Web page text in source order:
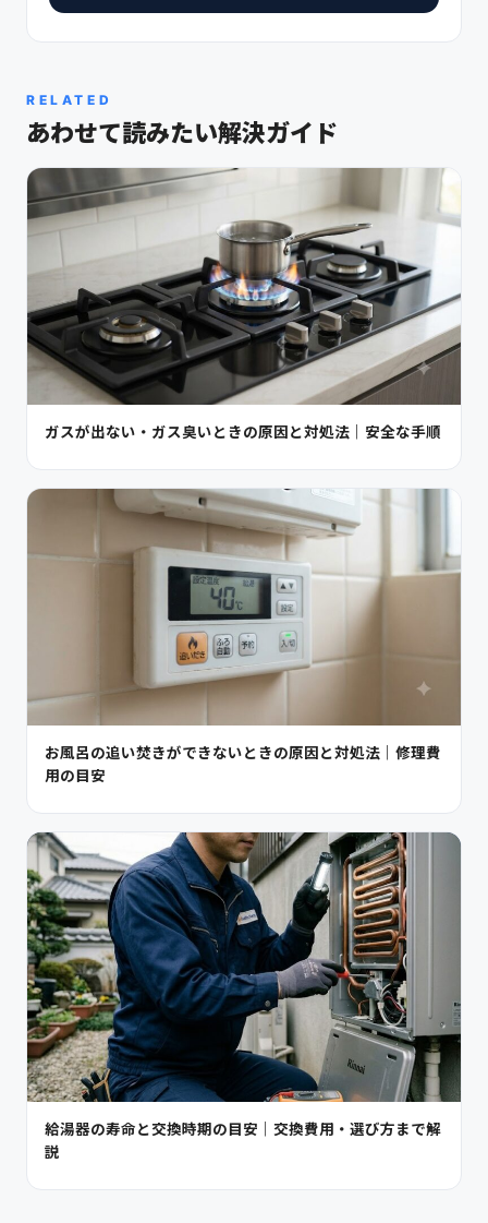
RELATED
あわせて読みたい解決ガイド
ガスが出ない・ガス臭いときの原因と対処法｜安全な手順
お風呂の追い焚きができないときの原因と対処法｜修理費
用の目安
給湯器の寿命と交換時期の目安｜交換費用・選び方まで解
説